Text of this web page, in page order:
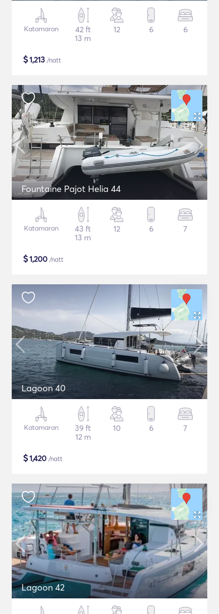
Katamaran
42 ft
13 m
12 6 6
$1,213 /natt
Fountaine Pajot Helia 44
Katamaran
43 ft
13 m
12 6 7
$1,200 /natt
Lagoon 40
Katamaran
39 ft
12 m
10 6 7
$1,420 /natt
Lagoon 42